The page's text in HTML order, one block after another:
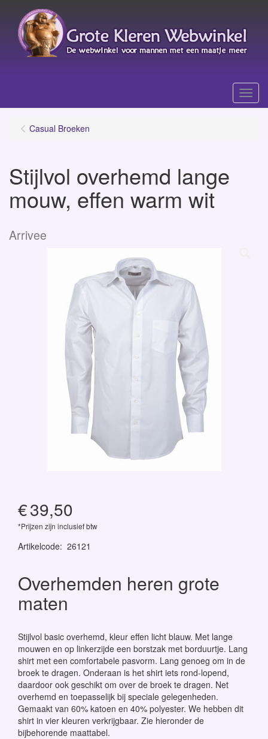
Menu
Casual Broeken
Stijlvol overhemd lange
mouw, effen warm wit
Arrivee
€39,50
*Prijzen zijn inclusief btw
Artikelcode: 26121
Overhemden heren grote
maten
Stijlvol basic overhemd, kleur effen licht blauw. Met lange
mouwen en op linkerzijde een borstzak met borduurtje. Lang
shirt met een comfortabele pasvorm. Lang genoeg om in de
broek te dragen. Onderaan is het shirt iets rond-lopend,
daardoor ook geschikt om over de broek te dragen. Net
overhemd en toepasselijk bij speciale gelegenheden.
Gemaakt van 60% katoen en 40% polyester. We hebben dit
shirt in vier kleuren verkrijgbaar. Zie hieronder de
bijbehorende maattabel.